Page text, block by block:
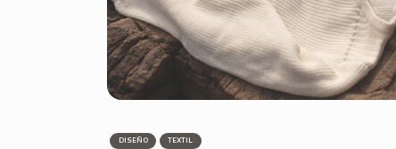
DISEÑO TEXTIL